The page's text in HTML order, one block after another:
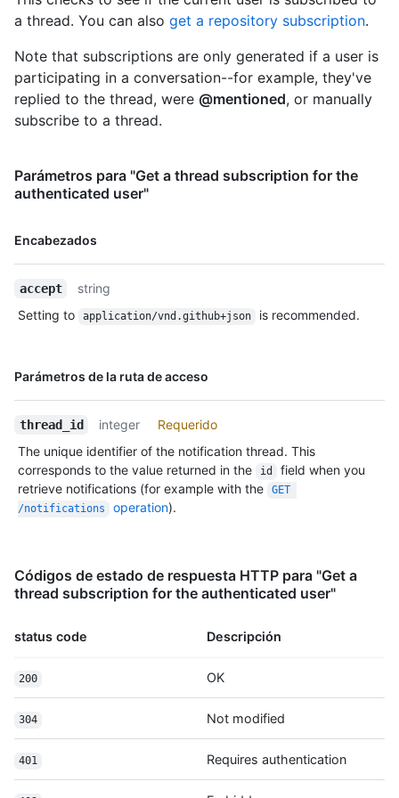
    "merges_url": "https://HOSTNAME/repos/octocat/Hello-
World/merges",
World/milestones{/number}",
    "notifications_url": "https://HOSTNAME/repos/octocat/Hello-
World/notifications{?since,all,participating}",
    "pulls_url": "https://HOSTNAME/repos/octocat/Hello-
World/releases{/id}",
    "ssh_url": "git@github.com:octocat/Hello-World.git",
    "statuses_url": "https://HOSTNAME/repos/octocat/Hello-
World/subscribers",
    "subscription_url": "https://HOSTNAME/repos/octocat/Hello-
    "teams_url": "https://HOSTNAME/repos/octocat/Hello-
World/teams",
    "trees_url": "https://HOSTNAME/repos/octocat/Hello-
    "hooks_url": "http://HOSTNAME/repos/octocat/Hello-
World/hooks"
  },
  "subject": {
    "latest_comment_url":
"https://HOSTNAME/repos/octokit/octokit.rb/issues/comments/
  },
  "updated_at": "2014-11-07T22:01:45Z",
  "url": "https://HOSTNAME/notifications/threads/1",
  "subscription_url":
"https://HOSTNAME/notifications/threads/1/subscription"
a thread. You can also get a repository subscription.
Note that subscriptions are only generated if a user is
participating in a conversation--for example, they've
replied to the thread, were @mentioned, or manually
subscribe to a thread.
Parámetros para "Get a thread subscription for the
authenticated user"
Encabezados
Nombre,
accept
string
Setting to
application/vnd.github+json is recommended.
Parámetros de la ruta de acceso
Nombre,
thread_id integer
Requerido
The unique identifier of the notification thread. This
corresponds to the value returned in the
id
field when you
retrieve notifications (for example with the
GET
/notifications
operation).
Códigos de estado de respuesta HTTP para "Get a
thread subscription for the authenticated user"
status code Descripción
200 OK
304 Not modified
401 Requires authentication